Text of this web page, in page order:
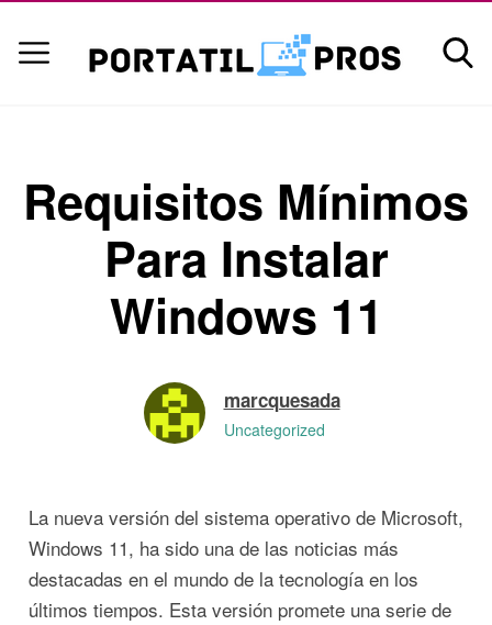
Requisitos Mínimos
Para Instalar
Windows 11
marcquesada
Uncategorized
La nueva versión del sistema operativo de Microsoft,
Windows 11, ha sido una de las noticias más
destacadas en el mundo de la tecnología en los
últimos tiempos. Esta versión promete una serie de